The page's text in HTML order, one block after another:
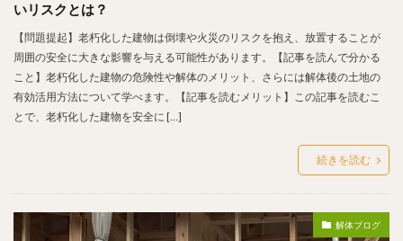
いリスクとは？
【問題提起】老朽化した建物は倒壊や火災のリスクを抱え、放置することが
周囲の安全に大きな影響を与える可能性があります。【記事を読んで分かる
こと】老朽化した建物の危険性や解体のメリット、さらには解体後の土地の
有効活用方法について学べます。【記事を読むメリット】この記事を読むこ
とで、老朽化した建物を安全に […]
続きを読む
解体ブログ